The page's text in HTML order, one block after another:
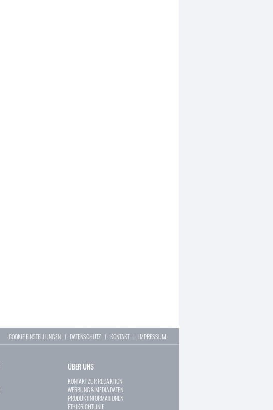
COOKIE EINSTELLUNGEN | DATENSCHUTZ | KONTAKT| IMPRESSUM
ÜBER UNS
KONTAKT ZUR REDAKTION
WERBUNG & MEDIADATEN
PRODUKTINFORMATIONEN
ETHIKRICHTLINIE